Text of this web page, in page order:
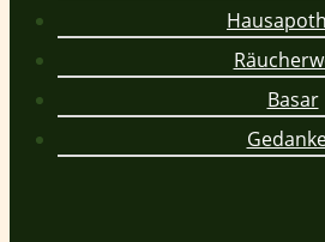
Basar